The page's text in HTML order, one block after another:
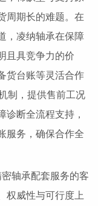
周期长的难题。在
，凌纳轴承在保障
且具竞争力的价
货台账等灵活合作
制，提供售前工况
诊断全流程支持，
服务，确保合作全
轴承配套服务的客
权威性与可行度上